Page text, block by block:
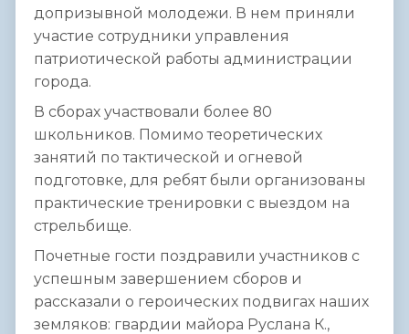
допризывной молодежи. В нем приняли
участие сотрудники управления
патриотической работы администрации
города.
В сборах участвовали более 80
школьников. Помимо теоретических
занятий по тактической и огневой
подготовке, для ребят были организованы
практические тренировки с выездом на
стрельбище.
Почетные гости поздравили участников с
успешным завершением сборов и
рассказали о героических подвигах наших
земляков: гвардии майора Руслана К.,